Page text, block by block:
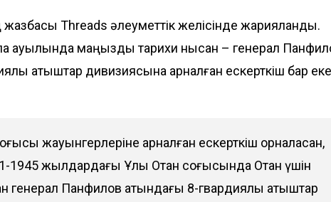
жазбасы Threads әлеуметтік желісінде жарияланды.
ауылында маңызды тарихи нысан – генерал
атқыштар дивизиясына арналған ескерткіш бар
жауынгерлеріне арналған ескерткіш орналасқан,
1945 жылдардағы Ұлы Отан соғысында Отан үшін
генерал Панфилов атындағы 8-гвардиялық атқыштар